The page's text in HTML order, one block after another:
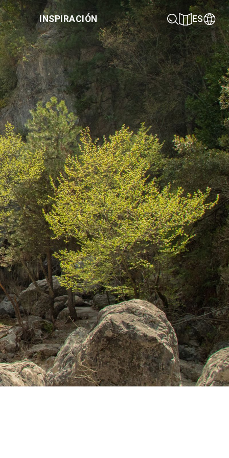
INSPIRACIÓN ES